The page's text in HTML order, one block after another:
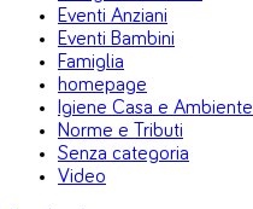
Eventi Anziani
Eventi Bambini
Famiglia
homepage
Igiene Casa e Ambiente
Norme e Tributi
Senza categoria
Video